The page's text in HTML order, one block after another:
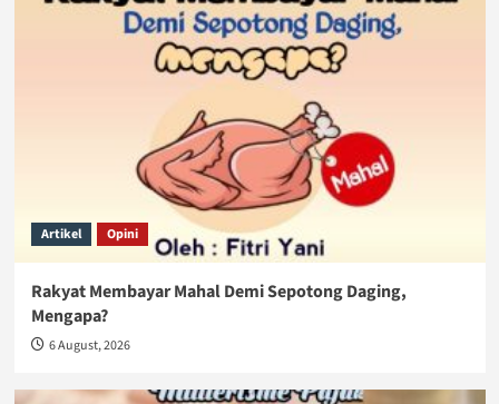
Artikel Opini
Rakyat Membayar Mahal Demi Sepotong Daging,
Mengapa?
6 August, 2026